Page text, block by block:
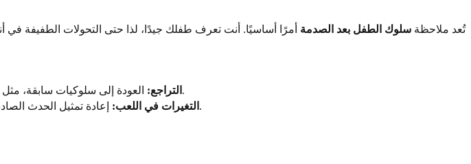
تُعد ملاحظة سلوك الطفل بعد الصدمة أمرًا أساسيًا. أنت تعرف طفلك جيدًا، لذا حتى التحولات الطفيفة في
التراجع: العودة إلى سلوكيات سابقة، مثل التبول في الفراش، أو مص الإبهام، أو استخدام "كلام الأطفال" بعد أن تجاوزوا تلك المرحلة بالفعل.
التغيرات في اللعب: إعادة تمثيل الحدث الصادم من خلال اللعب أو الرسومات أو القصص. قد يبدو لعبهم أكثر عدوانية أو متكررًا بشكل غير عادي.